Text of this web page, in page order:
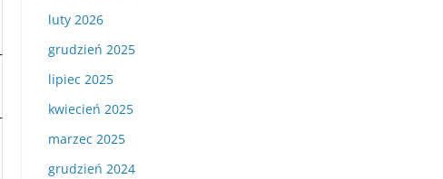
luty 2026
grudzień 2025
lipiec 2025
kwiecień 2025
marzec 2025
grudzień 2024